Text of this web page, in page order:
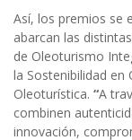
Así, los premios se
abarcan las
de Oleoturismo
la Sostenibilidad
Oleoturística. “A
combinen
innovación,